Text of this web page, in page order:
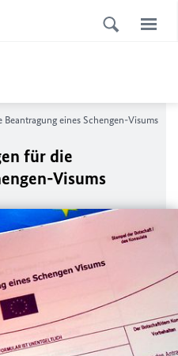
eines Schengen-Visums
für die
Visums